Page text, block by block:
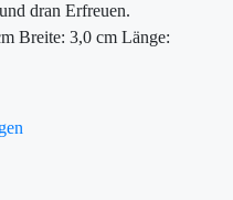
dran Erfreuen.
Breite: 3,0 cm Länge: